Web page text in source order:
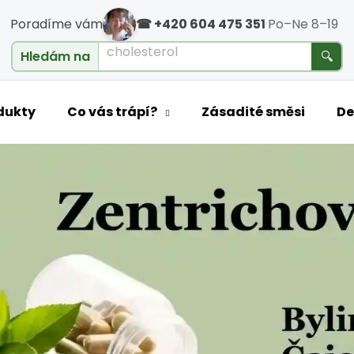
Poradíme vám ☎ +420 604 475 351·Po–Ne 8–19
Hledám na
cholesterol 🔍
Co vás trápí? Zásadité směsi
– léčivá síla
potřebujete najít?
Doporučujeme